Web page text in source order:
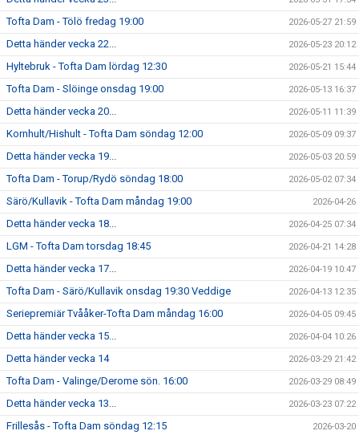
Tofta Dam - Tölö fredag 19:00 2026-05-27 21:59
Detta händer vecka 22... 2026-05-23 20:12
Hyltebruk - Tofta Dam lördag 12:30 2026-05-21 15:44
Tofta Dam - Slöinge onsdag 19:00 2026-05-13 16:37
Detta händer vecka 20... 2026-05-11 11:39
Kornhult/Hishult - Tofta Dam söndag 12:00 2026-05-09 09:37
Detta händer vecka 19... 2026-05-03 20:59
Tofta Dam - Torup/Rydö söndag 18:00 2026-05-02 07:34
Särö/Kullavik - Tofta Dam måndag 19:00 2026-04-26
Detta händer vecka 18... 2026-04-25 07:34
LGM - Tofta Dam torsdag 18:45 2026-04-21 14:28
Detta händer vecka 17... 2026-04-19 10:47
Tofta Dam - Särö/Kullavik onsdag 19:30 Veddige 2026-04-13 12:35
Seriepremiär Tvååker-Tofta Dam måndag 16:00 2026-04-05 09:45
Detta händer vecka 15... 2026-04-04 10:26
Detta händer vecka 14 2026-03-29 21:42
Tofta Dam - Valinge/Derome sön. 16:00 2026-03-29 08:49
Detta händer vecka 13... 2026-03-23 07:22
Frillesås - Tofta Dam söndag 12:15 2026-03-20